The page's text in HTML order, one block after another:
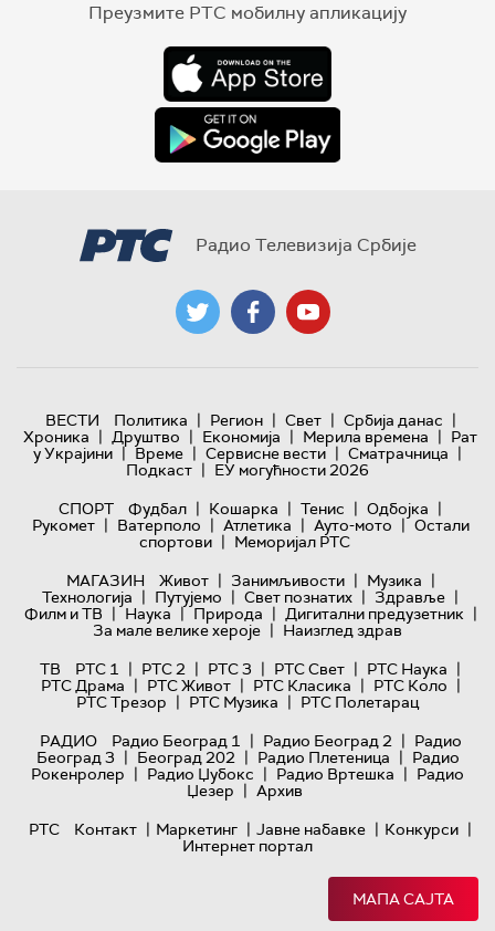
Преузмите РТС мобилну апликацију
Радио Телевизија Србије
ВЕСТИ Политика | Регион | Свет | Србија данас |
Хроника | Друштво | Економија | Мерила времена | Рат
у Украјини | Време | Сервисне вести | Сматрачница |
Подкаст | ЕУ могућности 2026
СПОРТ
Фудбал | Кошарка | Тенис | Одбојка |
Рукомет | Ватерполо | Атлетика | Ауто-мото | Остали
спортови | Меморијал РТС
МАГАЗИН
Живот | Занимљивости | Музика |
Технологијa | Путујемо | Свет познатих | Здравље |
Филм и ТВ | Наука | Природа | Дигитални предузетник |
За мале велике хероје | Наизглед здрав
ТВ
РТС 1 | РТС 2 | РТС 3 | РТС Свет | РТС Наука |
РТС Драма | РТС Живот | РТС Класика | РТС Коло |
РТС Трезор | РТС Музика | РТС Полетарац
РАДИО
Радио Београд 1 | Радио Београд 2 | Радио
Београд 3 | Београд 202 | Радио Плетеница | Радио
Рокенролер | Радио Џубокс | Радио Вртешка | Радио
Џезер | Архив
РТС
Контакт | Маркетинг | Јавне набавке | Конкурси |
Интернет портал
МАПА САЈТА